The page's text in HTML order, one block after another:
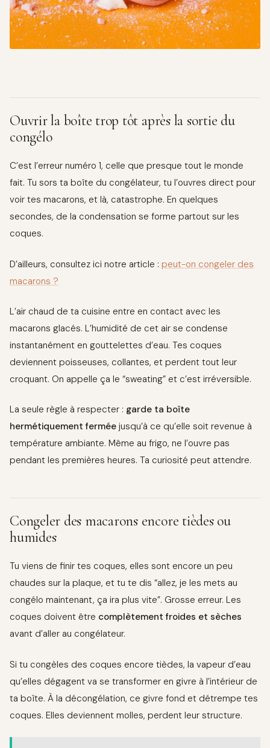
Ouvrir la boîte trop tôt après la sortie du
congélo
C’est l’erreur numéro 1, celle que presque tout le monde
fait. Tu sors ta boîte du congélateur, tu l’ouvres direct pour
voir tes macarons, et là, catastrophe. En quelques
secondes, de la condensation se forme partout sur les
coques.
D’ailleurs, consultez ici notre article : peut-on congeler des
macarons ?
L’air chaud de ta cuisine entre en contact avec les
macarons glacés. L’humidité de cet air se condense
instantanément en gouttelettes d’eau. Tes coques
deviennent poisseuses, collantes, et perdent tout leur
croquant. On appelle ça le “sweating” et c’est irréversible.
La seule règle à respecter : garde ta boîte
hermétiquement fermée jusqu’à ce qu’elle soit revenue à
température ambiante. Même au frigo, ne l’ouvre pas
pendant les premières heures. Ta curiosité peut attendre.
Congeler des macarons encore tièdes ou
humides
Tu viens de finir tes coques, elles sont encore un peu
chaudes sur la plaque, et tu te dis “allez, je les mets au
congélo maintenant, ça ira plus vite”. Grosse erreur. Les
coques doivent être complètement froides et sèches
avant d’aller au congélateur.
Si tu congèles des coques encore tièdes, la vapeur d’eau
qu’elles dégagent va se transformer en givre à l’intérieur de
ta boîte. À la décongélation, ce givre fond et détrempe tes
coques. Elles deviennent molles, perdent leur structure.